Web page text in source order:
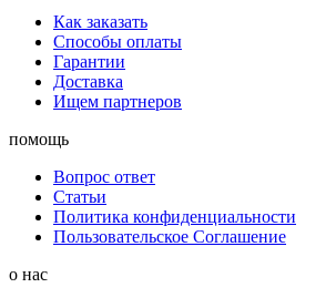
Как заказать
Способы оплаты
Гарантии
Доставка
Ищем партнеров
помощь
Вопрос ответ
Статьи
Политика конфиденциальности
Пользовательское Соглашение
о нас